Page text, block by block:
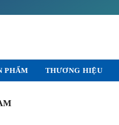
PHẨM THƯƠNG HIỆU